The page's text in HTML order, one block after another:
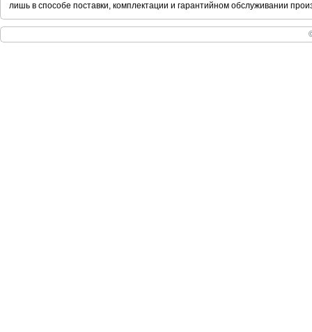
лишь в способе поставки, комплектации и гарантийном обслуживании